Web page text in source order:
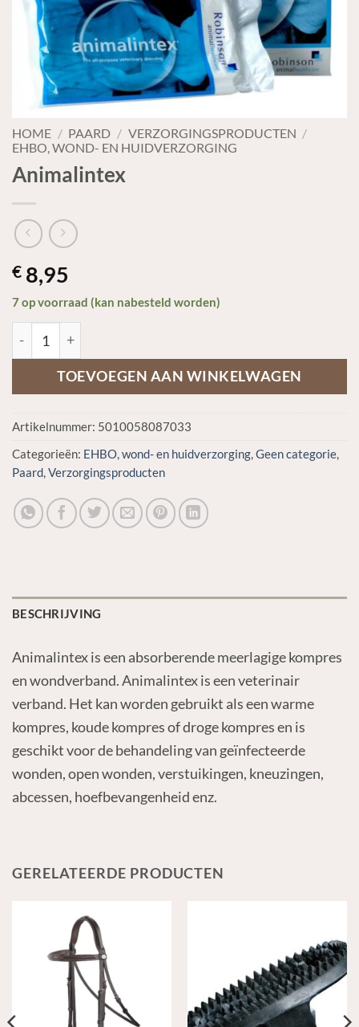
HOME / PAARD / VERZORGINGSPRODUCTEN /
EHBO, WOND- EN HUIDVERZORGING
Animalintex
€ 8,95
7 op voorraad (kan nabesteld worden)
TOEVOEGEN AAN WINKELWAGEN
Artikelnummer: 5010058087033
Categorieën: EHBO, wond- en huidverzorging,Geen categorie,
Paard,Verzorgingsproducten
BESCHRIJVING
Animalintex is een absorberende meerlagige kompres
en wondverband. Animalintex is een veterinair
verband. Het kan worden gebruikt als een warme
kompres, koude kompres of droge kompres en is
geschikt voor de behandeling van geïnfecteerde
wonden, open wonden, verstuikingen, kneuzingen,
abcessen, hoefbevangenheid enz.
GERELATEERDE PRODUCTEN